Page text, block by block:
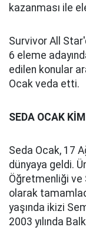
kazanması ile
Survivor All
6 eleme
edilen konular
Ocak veda etti.
SEDA OCAK
Seda Ocak, 17
dünyaya geldi.
Öğretmenliği ve
olarak
yaşında ikizi
2003 yılında